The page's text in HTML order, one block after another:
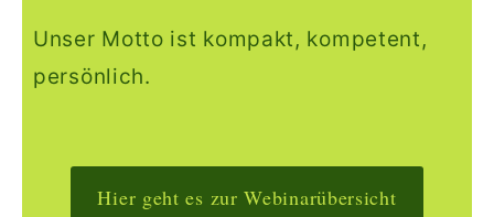
Unser Motto ist kompakt, kompetent,
persönlich.
Hier geht es zur Webinarübersicht